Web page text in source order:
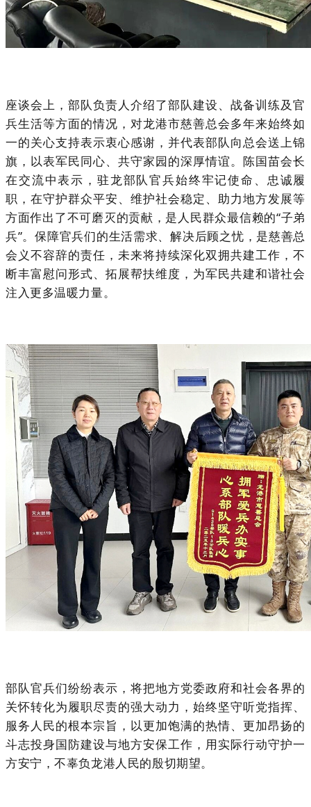
座谈会上，部队负责人介绍了部队建设、战备训练及官
兵生活等方面的情况，对龙港市慈善总会多年来始终如
一的关心支持表示衷心感谢，并代表部队向总会送上锦
旗，以表军民同心、共守家园的深厚情谊。陈国苗会长
在交流中表示，驻龙部队官兵始终牢记使命、忠诚履
职，在守护群众平安、维护社会稳定、助力地方发展等
方面作出了不可磨灭的贡献，是人民群众最信赖的“子弟
兵”。保障官兵们的生活需求、解决后顾之忧，是慈善总
会义不容辞的责任，未来将持续深化双拥共建工作，不
断丰富慰问形式、拓展帮扶维度，为军民共建和谐社会
注入更多温暖力量。
部队官兵们纷纷表示，将把地方党委政府和社会各界的
关怀转化为履职尽责的强大动力，始终坚守听党指挥、
服务人民的根本宗旨，以更加饱满的热情、更加昂扬的
斗志投身国防建设与地方安保工作，用实际行动守护一
方安宁，不辜负龙港人民的殷切期望。